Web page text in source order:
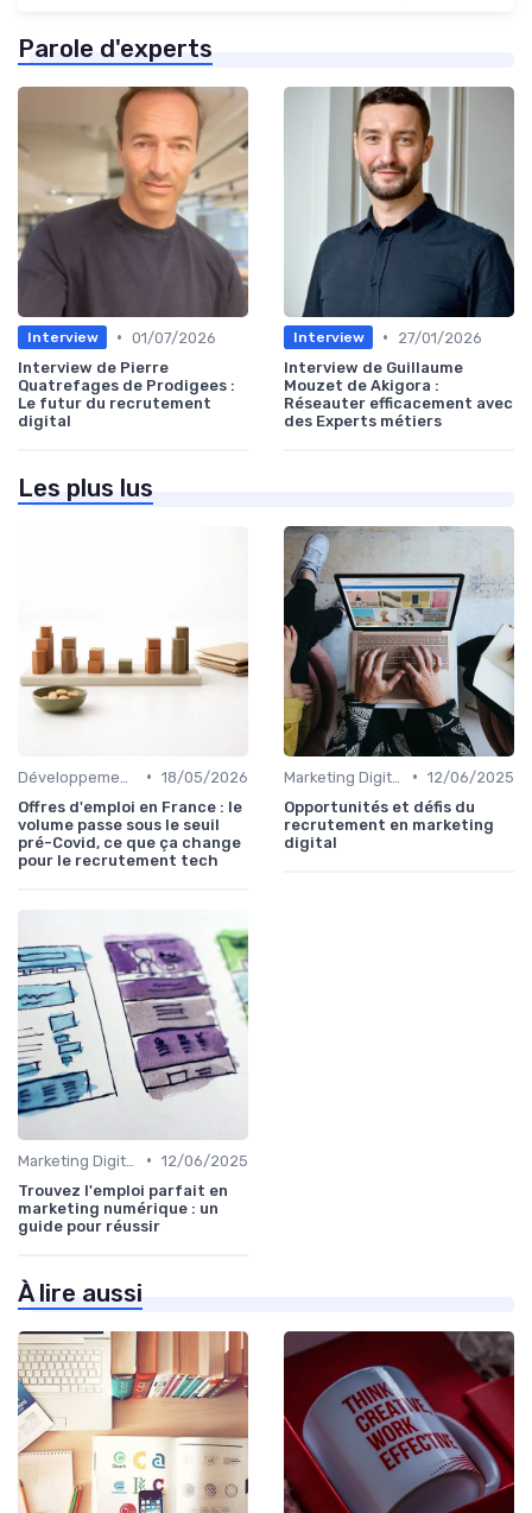
Parole d'experts
Interview • 01/07/2026
Interview de Pierre
Quatrefages de Prodigees :
Le futur du recrutement
digital
Interview •
27/01/2026
Interview de Guillaume
Mouzet de Akigora :
Réseauter efficacement avec
des Experts métiers
Les plus lus
• 18/05/2026
Offres d'emploi en France : le
volume passe sous le seuil
pré-Covid, ce que ça change
pour le recrutement tech
• 12/06/2025
Opportunités et défis du
recrutement en marketing
digital
• 12/06/2025
Trouvez l'emploi parfait en
marketing numérique : un
guide pour réussir
À lire aussi